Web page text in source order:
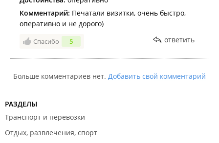
Комментарий: Печатали визитки, очень быстро,
оперативно и не дорого)
Спасибо 5 ответить
Больше комментариев нет. Добавить свой комментарий
РАЗДЕЛЫ
Транспорт и перевозки
Отдых, развлечения, спорт